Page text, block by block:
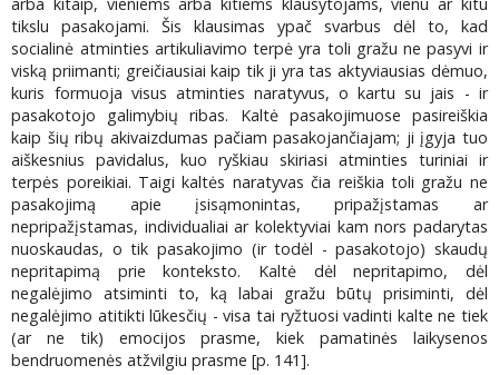
tikslu pasakojami. Šis klausimas ypač svarbus dėl to, kad
socialinė atminties artikuliavimo terpė yra toli gražu ne pasyvi ir
viską priimanti; greičiausiai kaip tik ji yra tas aktyviausias dėmuo,
kuris formuoja visus atminties naratyvus, o kartu su jais - ir
pasakotojo galimybių ribas. Kaltė pasakojimuose pasireiškia
kaip šių ribų akivaizdumas pačiam pasakojančiajam; ji įgyja tuo
aiškesnius pavidalus, kuo ryškiau skiriasi atminties turiniai ir
terpės poreikiai. Taigi kaltės naratyvas čia reiškia toli gražu ne
pasakojimą apie įsisąmonintas, pripažįstamas ar
nepripažįstamas, individualiai ar kolektyviai kam nors padarytas
nuoskaudas, o tik pasakojimo (ir todėl - pasakotojo) skaudų
nepritapimą prie konteksto. Kaltė dėl nepritapimo, dėl
negalėjimo atsiminti to, ką labai gražu būtų prisiminti, dėl
negalėjimo atitikti lūkesčių - visa tai ryžtuosi vadinti kalte ne tiek
(ar ne tik) emocijos prasme, kiek pamatinės laikysenos
bendruomenės atžvilgiu prasme [p. 141].